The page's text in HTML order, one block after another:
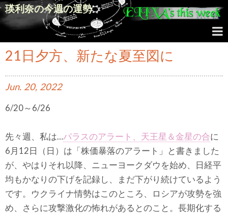
瑛利奈の今週の運勢
21日夕方、新たな夏至図に
Jun. 20, 2022
6/20～6/26
先々週、私は…パラスのアラート、天王星＆金星の合に
6月12日（日）は「株価暴落のアラート」と書きました
が、やはりそれ以降、ニューヨークダウを始め、日経平
均もかなりの下げを記録し、まだ下がり続けているよう
です。ウクライナ情勢はこのところ、ロシアが攻勢を強
め、さらに攻撃激化の怖れがあるとのこと。長期化する